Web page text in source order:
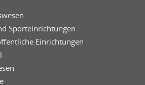
Sporteinrichtungen
Einrichtungen